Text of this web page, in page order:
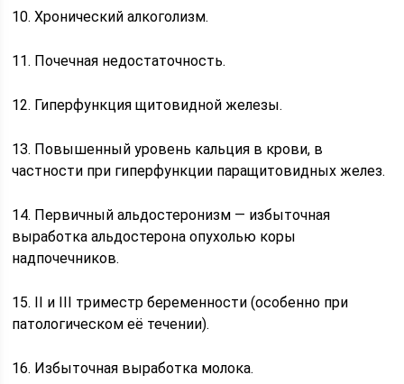
10. Хронический алкоголизм.
11. Почечная недостаточность.
12. Гиперфункция щитовидной железы.
1З. Повышенный уровень кальция в крови, в
частности при гиперфункции паращитовидных желез.
14. Первичный альдостеронизм — избыточная
выработка альдостерона опухолью коры
надпочечников.
15. ІІ и ІІІ триместр беременности (особенно при
патологическом её течении).
16. Избыточная выработка молока.